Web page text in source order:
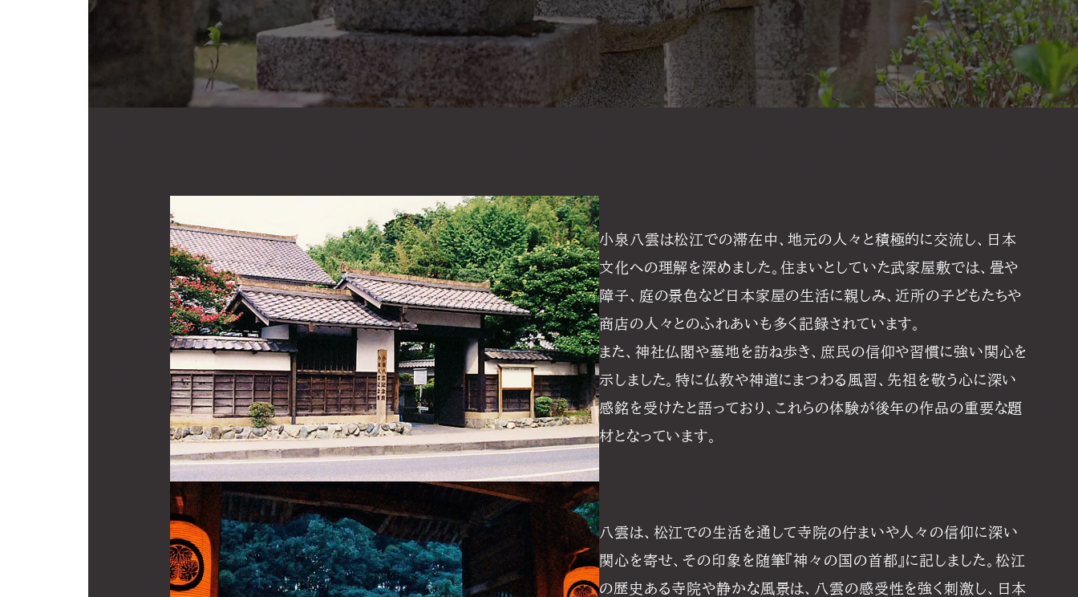
小泉八雲は松江での滞在中、地元の人々と積極的に交流し、日本
文化への理解を深めました。住まいとしていた武家屋敷では、畳や
障子、庭の景色など日本家屋の生活に親しみ、近所の子どもたちや
商店の人々とのふれあいも多く記録されています。
また、神社仏閣や墓地を訪ね歩き、庶民の信仰や習慣に強い関心を
示しました。特に仏教や神道にまつわる風習、先祖を敬う心に深い
感銘を受けたと語っており、これらの体験が後年の作品の重要な題
材となっています。
八雲は、松江での生活を通して寺院の佇まいや人々の信仰に深い
関心を寄せ、その印象を随筆『神々の国の首都』に記しました。松江
の歴史ある寺院や静かな風景は、八雲の感受性を強く刺激し、日本